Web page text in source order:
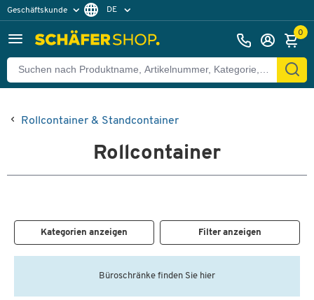
Geschäftskunde DE
0
Rollcontainer & Standcontainer
Rollcontainer
Kategorien anzeigen Filter anzeigen
Büroschränke finden Sie hier